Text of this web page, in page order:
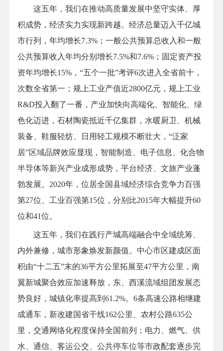
这五年，我们在推动高质量发展中坚守实体、厚
积成势，经济实力实现新跨越。经济总量迈入千亿城
市行列，年均增长7.3%；一般公共预算总收入和一般
公共预算收入年均分别增长7.5%和7.6%；固定资产投
资年均增长15%，“五个一批”考评6次进入全省前十，
次数全省第一；规上工业产值近2800亿元，规上工业
R&D投入翻了一番，产业加快向高端化、智能化、绿
色化迈进，石材陶瓷抵近千亿集群，水暖厨卫、机械
装备、鞋服轻纺、日用轻工规模不断壮大，“泛家
居”区域品牌效应显现，智能制造、电子信息、化合物
半导体等新兴产业成形成势，平台经济、文旅产业蓬
勃发展。2020年，位居全国县域经济综合竞争力百强
第27位、工业百强第15位，分别比2015年大幅提升60
位和41位。
这五年，我们在践行产城高端融合中全域统筹、
内外兼修，城市形象焕发新颜值。中心市区建成区面
积由“十二五”末的36平方公里拓展至47平方公里，南
翼新城聚合效应加速释放，东、西溪流域组团发展态
势良好，城镇化率提高到61.2%。6条高速公路相继建
成通车，新改建国省干线162公里、农村公路635公
里，交通网络化程度保持全国前列；电力、燃气、供
水、通信、客运公交、公共停车位等市政配套逐步完